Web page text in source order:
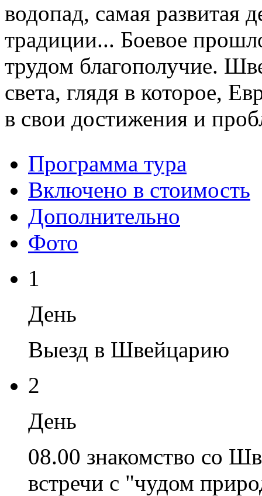
водопад, самая развитая
традиции... Боевое
трудом благополучие.
света, глядя в которое,
в свои достижения и
Программа тура
Включено в стоимость
Дополнительно
Фото
1
День
Выезд в Швейцарию
2
День
08.00 знакомство со
встречи с "чудом